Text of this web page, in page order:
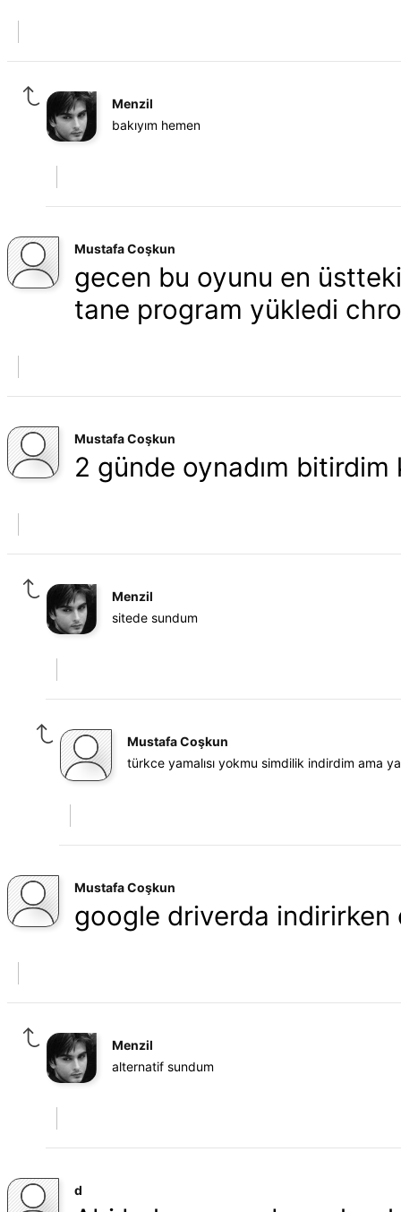
Menzil
bakıyım hemen
Mustafa Coşkun
gecen bu oyunu en
tane program yükledi
Mustafa Coşkun
2 günde oynadım
Menzil
sitede sundum
Mustafa Coşkun
türkce yamalısı yokmu simdilik indirdim ama
Mustafa Coşkun
google driverda indirirken
Menzil
alternatif sundum
d